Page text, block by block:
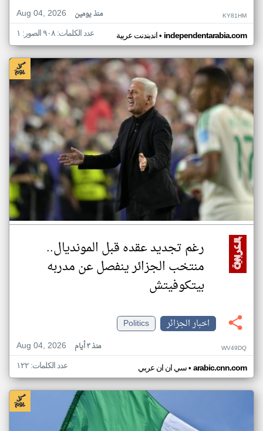
Aug 04, 2026
منذ يومين KY81HM
اندبندنت عربية• independentarabia.com عدد الكلمات: ٩٠٨ الصور: ١
رغم تجديد عقده قبل المونديال..
منتخب الجزائر ينفصل عن مدربه
بيتكوفيتش
اخبار الجزائر
Politics
Aug 04, 2026
منذ ٣ أيام WV49DQ
سي ان ان عربي• arabic.cnn.com عدد الكلمات: ١٢٢